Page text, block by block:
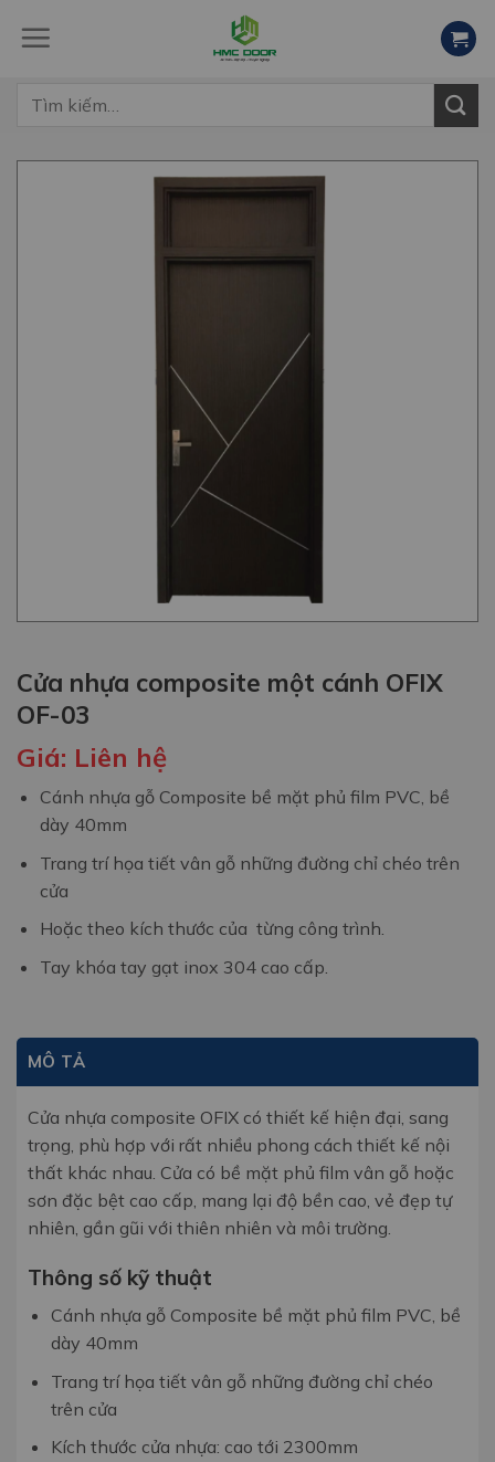
Tìm
Cửa nhựa composite một cánh OFIX
OF-03
Giá: Liên hệ
Cánh nhựa gỗ Composite bề mặt phủ film PVC, bề
dày 40mm
Trang trí họa tiết vân gỗ những đường chỉ chéo trên
cửa
Hoặc theo kích thước của từng công trình.
Tay khóa tay gạt inox 304 cao cấp.
MÔ TẢ
Cửa nhựa composite OFIX có thiết kế hiện đại, sang
trọng, phù hợp với rất nhiều phong cách thiết kế nội
thất khác nhau. Cửa có bề mặt phủ film vân gỗ hoặc
sơn đặc bệt cao cấp, mang lại độ bền cao, vẻ đẹp tự
nhiên, gần gũi với thiên nhiên và môi trường.
Thông số kỹ thuật
Cánh nhựa gỗ Composite bề mặt phủ film PVC, bề
dày 40mm
Trang trí họa tiết vân gỗ những đường chỉ chéo
trên cửa
Kích thước cửa nhựa: cao tới 2300mm